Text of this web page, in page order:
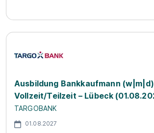
Ausbildung Bankkaufmann (w|m|d)
Vollzeit/Teilzeit – Lübeck
TARGOBANK
01.08.2027